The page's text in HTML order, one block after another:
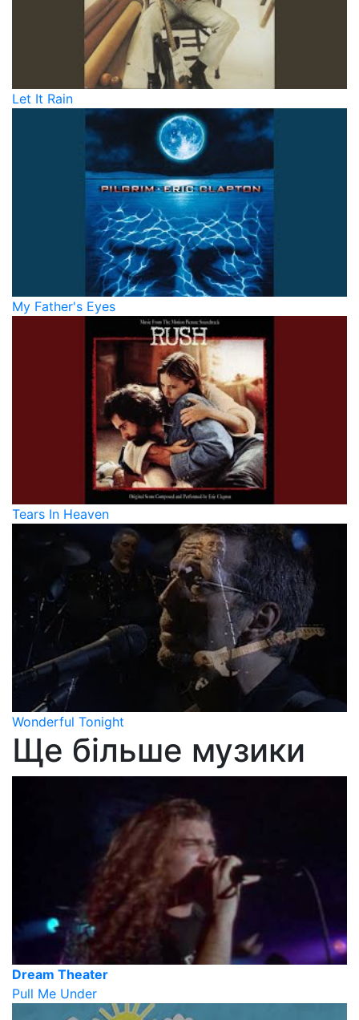
Let It Rain
My Father's Eyes
Tears In Heaven
Wonderful Tonight
Ще більше музики
Dream Theater
Pull Me Under